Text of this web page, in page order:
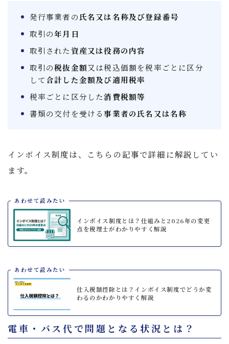
発行事業者の 氏名又は名称及び登録番号
取引の年月日
取引された資産又は役務の内容
取引の税抜金額又は税込価額を税率ごとに区分
して合計した金額及び適用税率
税率ごとに区分した消費税額等
書類の交付を受ける事業者の氏名又は名称
インボイス制度は、こちらの記事で詳細に解説してい
ます。
あわせて読みたい
インボイス制度とは？仕組みと2026年の変更
点を税理士がわかりやすく解説
あわせて読みたい
仕入税額控除とは？インボイス制度でどうか変
わるのかわかりやすく解説
電車・バス代で問題となる状況とは？